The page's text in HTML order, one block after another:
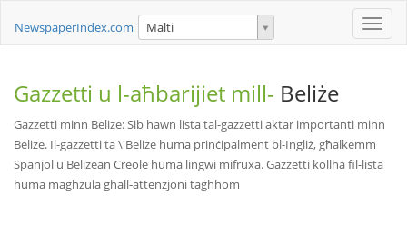
Toggle
NewspaperIndex.com Malti
Gazzetti u l-aħbarijiet mill- Beliże
Gazzetti minn Belize: Sib hawn lista tal-gazzetti aktar importanti minn
Belize. Il-gazzetti ta \'Belize huma prinċipalment bl-Ingliż, għalkemm
Spanjol u Belizean Creole huma lingwi mifruxa. Gazzetti kollha fil-lista
huma magħżula għall-attenzjoni tagħhom